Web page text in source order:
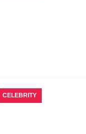
CELEBRITY